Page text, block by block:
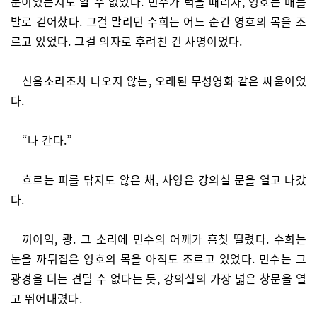
발로 걷어찼다. 그걸 말리던 수희는 어느 순간 영호의 목을 조
르고 있었다. 그걸 의자로 후려친 건 사영이었다.
신음소리조차 나오지 않는, 오래된 무성영화 같은 싸움이었
다.
“나 간다.”
흐르는 피를 닦지도 않은 채, 사영은 강의실 문을 열고 나갔
다.
끼이익, 쾅. 그 소리에 민수의 어깨가 흠칫 떨렸다. 수희는
눈을 까뒤집은 영호의 목을 아직도 조르고 있었다. 민수는 그
광경을 더는 견딜 수 없다는 듯, 강의실의 가장 넓은 창문을 열
고 뛰어내렸다.